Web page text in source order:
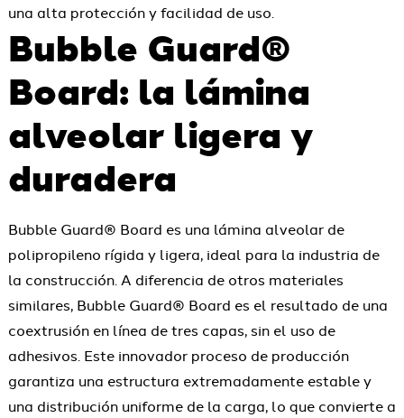
una alta protección y facilidad de uso.
Bubble Guard®
Board: la lámina
alveolar ligera y
duradera
Bubble Guard® Board es una lámina alveolar de
polipropileno rígida y ligera, ideal para la industria de
la construcción. A diferencia de otros materiales
similares, Bubble Guard® Board es el resultado de una
coextrusión en línea de tres capas, sin el uso de
adhesivos. Este innovador proceso de producción
garantiza una estructura extremadamente estable y
una distribución uniforme de la carga, lo que convierte a